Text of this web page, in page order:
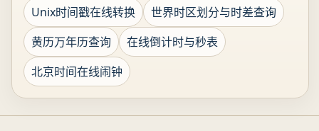
Unix时间戳在线转换
世界时区划分与时差查询
黄历万年历查询
在线倒计时与秒表
北京时间在线闹钟